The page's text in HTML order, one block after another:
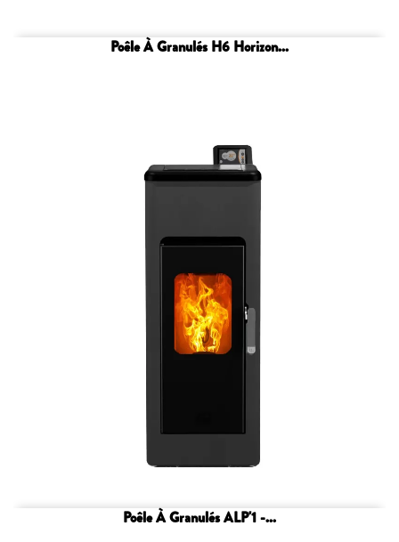
Poêle À Granulés H6 Horizon...
Poêle À Granulés ALP'1 -...